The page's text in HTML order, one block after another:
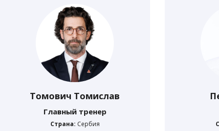
Томович Томислав
Главный тренер
Страна: Сербия